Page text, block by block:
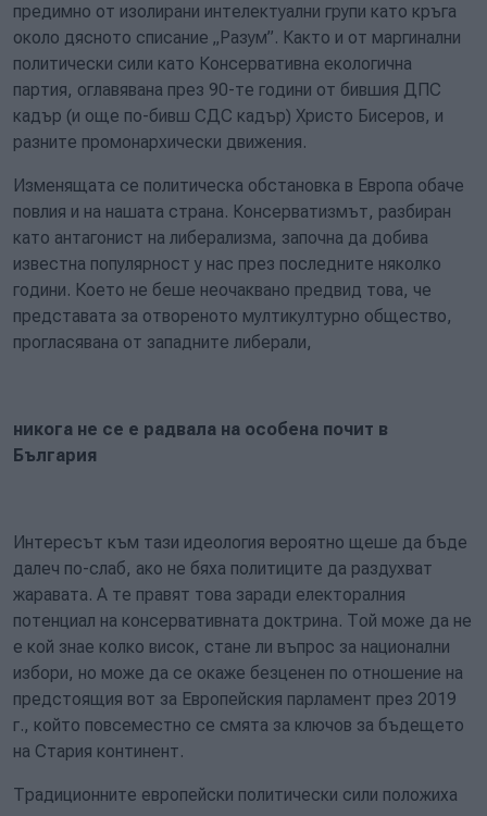
предимно от изолирани интелектуални групи като кръга
около дясното списание „Разум”. Както и от маргинални
политически сили като Консервативна екологична
партия, оглавявана през 90-те години от бившия ДПС
кадър (и още по-бивш СДС кадър) Христо Бисеров, и
разните промонархически движения.
Изменящата се политическа обстановка в Европа обаче
повлия и на нашата страна. Консерватизмът, разбиран
като антагонист на либерализма, започна да добива
известна популярност у нас през последните няколко
години. Което не беше неочаквано предвид това, че
представата за отвореното мултикултурно общество,
прогласявана от западните либерали,
никога не се е радвала на особена почит в
България
Интересът към тази идеология вероятно щеше да бъде
далеч по-слаб, ако не бяха политиците да раздухват
жаравата. А те правят това заради електоралния
потенциал на консервативната доктрина. Той може да не
е кой знае колко висок, стане ли въпрос за национални
избори, но може да се окаже безценен по отношение на
предстоящия вот за Европейския парламент през 2019
г., който повсеместно се смята за ключов за бъдещето
на Стария континент.
Традиционните европейски политически сили положиха